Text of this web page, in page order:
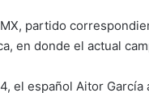
partido
en donde el actual
el español Aitor